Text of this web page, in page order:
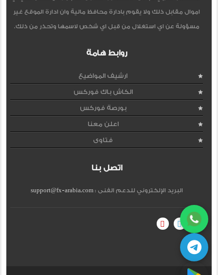
اموال مقابل ذلك ولا يقوم بادارة محافظ مالية وان ادارة الموقع غير
مسؤولة عن اي استغلال من قبل اي شخص لاسمها وتحذر من ذلك.
روابط هامة
ارشيف المواضيع
الكاش باك فوركس
بورصة فوركس
اعلن معنا
فتاوى
اتصل بنا
البريد الإلكتروني للدعم الفنى :support@fx-arabia.com